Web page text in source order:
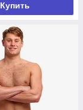
Купить